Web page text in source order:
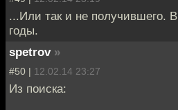
...Или так и не получившего.
годы.
spetrov »
#50 | 12.02.14 23:27
Из поиска: